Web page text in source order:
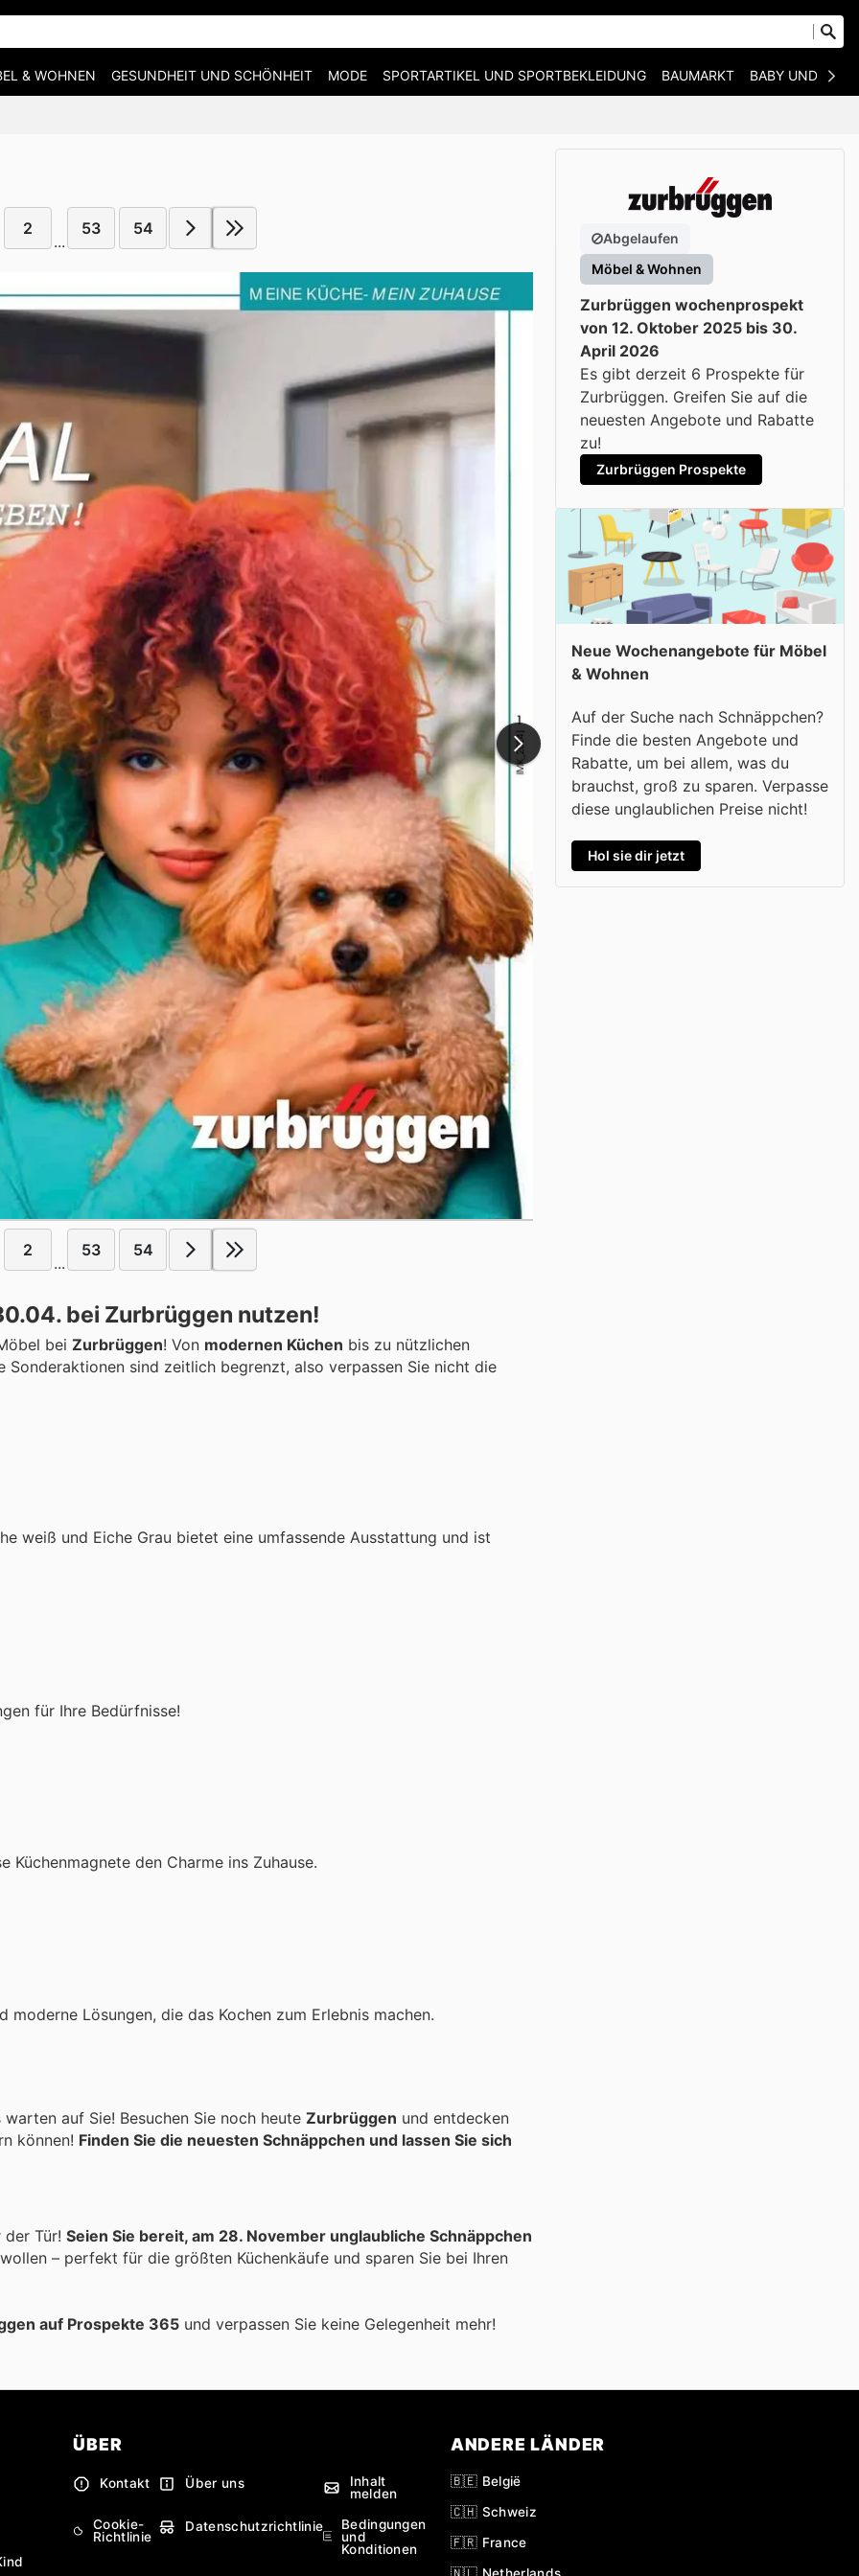
& WOHNEN GESUNDHEIT UND SCHÖNHEIT MODE SPORTARTIKEL UND SPORTBEKLEIDUNG BAUMARKT BABY UND KIND
2
...
53 54
2
...
53 54
bei Zurbrüggen nutzen!
bei Zurbrüggen! Von modernen Küchen bis zu nützlichen
Sonderaktionen sind zeitlich begrenzt, also verpassen Sie nicht die
weiß und Eiche Grau bietet eine umfassende Ausstattung und ist
für Ihre Bedürfnisse!
den Charme ins Zuhause.
moderne Lösungen, die das Kochen zum Erlebnis machen.
auf Sie! Besuchen Sie noch heute Zurbrüggen und entdecken
können! Finden Sie die neuesten Schnäppchen und lassen Sie sich
Tür! Seien Sie bereit, am 28. November unglaubliche Schnäppchen
– perfekt für die größten Küchenkäufe und sparen Sie bei Ihren
auf Prospekte 365 und verpassen Sie keine Gelegenheit mehr!
Abgelaufen
Möbel & Wohnen
Zurbrüggen wochenprospekt
von 12. Oktober 2025 bis 30.
April 2026
Es gibt derzeit 6 Prospekte für
Zurbrüggen. Greifen Sie auf die
neuesten Angebote und Rabatte
zu!
Zurbrüggen Prospekte
Neue Wochenangebote für Möbel
& Wohnen
Auf der Suche nach Schnäppchen?
Finde die besten Angebote und
Rabatte, um bei allem, was du
brauchst, groß zu sparen. Verpasse
diese unglaublichen Preise nicht!
Hol sie dir jetzt
ÜBER
Kontakt Über uns
Inhalt
melden
Cookie-
Richtlinie
Datenschutzrichtlinie
Bedingungen
und
Konditionen
ANDERE LÄNDER
🇧🇪 België
🇨🇭 Schweiz
🇫🇷 France